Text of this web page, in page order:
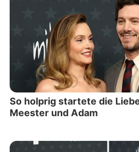
So holprig startete die
Meester und Adam